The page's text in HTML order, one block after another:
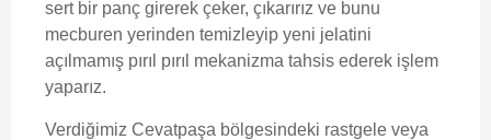
sert bir panç girerek çeker, çıkarırız ve bunu
mecburen yerinden temizleyip yeni jelatini
açılmamış pırıl pırıl mekanizma tahsis ederek işlem
yaparız.
Verdiğimiz Cevatpaşa bölgesindeki rastgele veya